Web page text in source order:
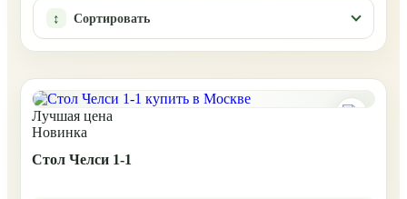
Сортировать
Лучшая цена
Новинка
Стол Челси 1-1